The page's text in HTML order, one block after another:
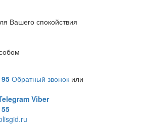
Вашего спокойствия
Обратный звонок или
Viber